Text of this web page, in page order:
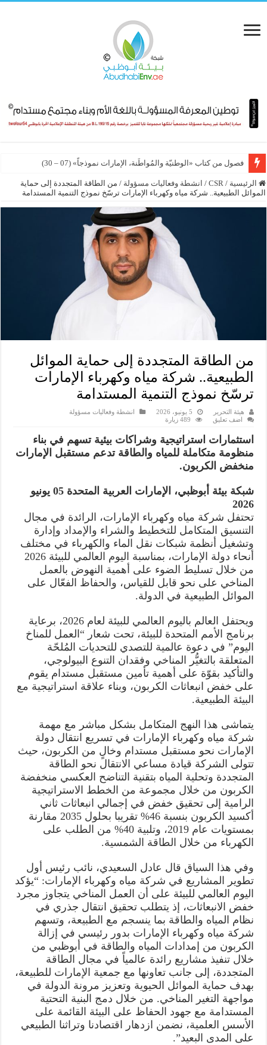
فصول من كتاب «الوطنيّة والمُواطَنة، الإمارات نموذجاً» (07 – 30)
لماذا أصبح المهندس قائداً للتنمية المستدامة؟ (01 – 07)
الرئيسية /
CSR
/ انشطة وفعاليات مسؤولة / من الطاقة المتجددة إلى حماية
الموائل الطبيعية.. شركة مياه وكهرباء الإمارات ترسّخ نموذج التنمية المستدامة
من الطاقة المتجددة إلى حماية الموائل
الطبيعية.. شركة مياه وكهرباء الإمارات
ترسّخ نموذج التنمية المستدامة
هيئة التحرير 5 يونيو، 2026
انشطة وفعاليات مسؤولة
اضف تعليق
489 زيارة
استثمارات استراتيجية وشراكات بيئية تسهم في بناء
منظومة متكاملة للمياه والطاقة تدعم مستقبل الإمارات
منخفض الكربون.
شبكة بيئة أبوظبي، الإمارات العربية المتحدة 05 يونيو
2026
تحتفل شركة مياه وكهرباء الإمارات، الرائدة في مجال
التنسيق المتكامل للتخطيط والشراء والإمداد وإدارة
وتشغيل أنظمة شبكات نقل الماء والكهرباء في مختلف
أنحاء دولة الإمارات، بمناسبة اليوم العالمي للبيئة 2026
من خلال تسليط الضوء على أهمية النهوض بالعمل
المناخي على نحو قابل للقياس، والحفاظ الفعّال على
الموائل الطبيعية في الدولة.
ويحتفل العالم باليوم العالمي للبيئة لعام 2026، برعاية
برنامج الأمم المتحدة للبيئة، تحت شعار “العمل للمناخ
اليوم” في دعوة عالمية للتصدي للتحديات المُلحّة
المتعلقة بالتغيُّر المناخي وفقدان التنوع البيولوجي،
والتأكيد بقوّة على أهمية تأمين مستقبل مستدام يقوم
على خفض انبعاثات الكربون، وبناء علاقة استراتيجية مع
البيئة الطبيعية.
يتماشى هذا النهج المتكامل بشكل مباشر مع مهمة
شركة مياه وكهرباء الإمارات في تسريع انتقال دولة
الإمارات نحو مستقبل مستدام وخالٍ من الكربون، حيث
تتولى الشركة قيادة مساعي الانتقال نحو الطاقة
المتجددة وتحلية المياه بتقنية التناضح العكسي منخفضة
الكربون من خلال مجموعة من الخطط الاستراتيجية
الرامية إلى تحقيق خفض في إجمالي انبعاثات ثاني
أكسيد الكربون بنسبة 46% تقريبا بحلول 2035 مقارنة
بمستويات عام 2019، وتلبية 40% من الطلب على
الكهرباء من خلال الطاقة الشمسية.
وفي هذا السياق قال عادل السعيدي، نائب رئيس أول
تطوير المشاريع في شركة مياه وكهرباء الإمارات: “يؤكد
اليوم العالمي للبيئة على أن العمل المناخي يتجاوز مجرد
خفض الانبعاثات، إذ يتطلب تحقيق انتقال جذري في
نظام المياه والطاقة بما ينسجم مع الطبيعة، وتسهم
شركة مياه وكهرباء الإمارات بدور رئيسي في إزالة
الكربون من إمدادات المياه والطاقة في أبوظبي من
خلال تنفيذ مشاريع رائدة عالمياً في مجال الطاقة
المتجددة، إلى جانب تعاونها مع جمعية الإمارات للطبيعة،
بهدف حماية الموائل الحيوية وتعزيز مرونة الدولة في
مواجهة التغير المناخي. من خلال دمج البنية التحتية
المستدامة مع جهود الحفاظ على البيئة القائمة على
الأسس العلمية، نضمن ازدهار اقتصادنا وتراثنا الطبيعي
على المدى البعيد”.